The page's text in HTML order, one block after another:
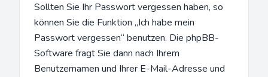
Sollten Sie Ihr Passwort vergessen haben, so
können Sie die Funktion „Ich habe mein
Passwort vergessen“ benutzen. Die phpBB-
Software fragt Sie dann nach Ihrem
Benutzernamen und Ihrer E-Mail-Adresse und